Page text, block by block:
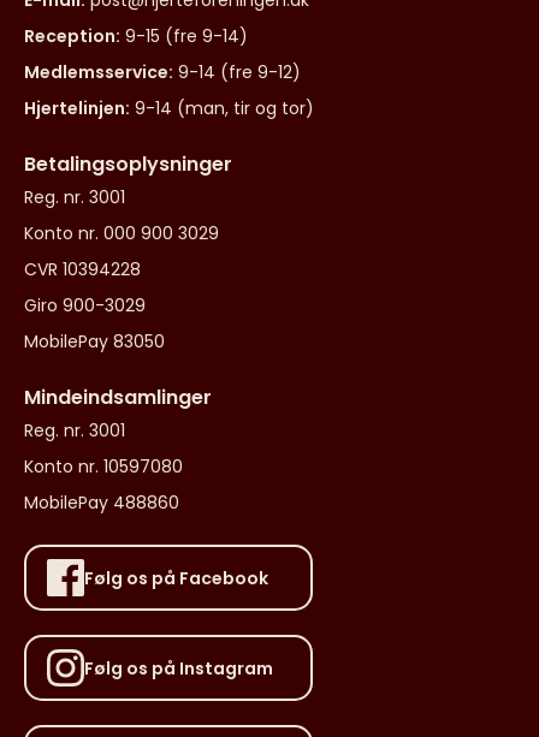
Reception: 9-15 (fre 9-14)
Medlemsservice: 9-14 (fre 9-12)
Hjertelinjen: 9-14 (man, tir og tor)
Betalingsoplysninger
Reg. nr. 3001
Konto nr. 000 900 3029
CVR 10394228
Giro 900-3029
MobilePay 83050
Mindeindsamlinger
Reg. nr. 3001
Konto nr. 10597080
MobilePay 488860
Følg os på Facebook
Følg os på Instagram